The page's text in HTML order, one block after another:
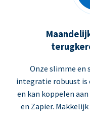
Onze slimme en
integratie robuust is
en kan koppelen
en Zapier.